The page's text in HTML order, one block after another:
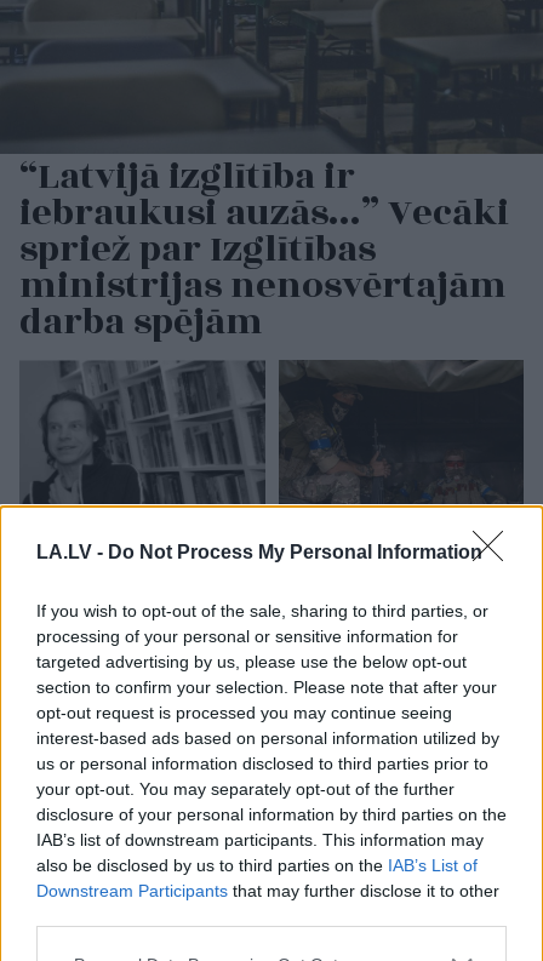
LA.LV - Do Not Process My Personal Information
If you wish to opt-out of the sale, sharing to third parties, or
processing of your personal or sensitive information for
targeted advertising by us, please use the below opt-out
section to confirm your selection. Please note that after your
opt-out request is processed you may continue seeing
interest-based ads based on personal information utilized by
us or personal information disclosed to third parties prior to
your opt-out. You may separately opt-out of the further
disclosure of your personal information by third parties on the
IAB’s list of downstream participants. This information may
also be disclosed by us to third parties on the IAB’s List of
Downstream Participants that may further disclose it to other
“Latvijā izglītība ir
iebraukusi auzās…” Vecāki
spriež par Izglītības
ministrijas nenosvērtajām
darba spējām
sasniegusi caur
kosmosu. Tas bija
maģiski un skaisti,”
Sandra Osiņa dalās
siltā atmiņu stāstā par
Klāsu Vāveri
pārtraukt vai iesaldēt
karu, ja netiks izpildīta
kāda konkrēta prasība